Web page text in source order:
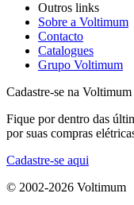
Outros links
Sobre a Voltimum
Contacto
Catalogues
Grupo Voltimum
Cadastre-se na Voltimum
Fique por dentro das
por suas compras
Cadastre-se aqui
© 2002-2026 Voltimum